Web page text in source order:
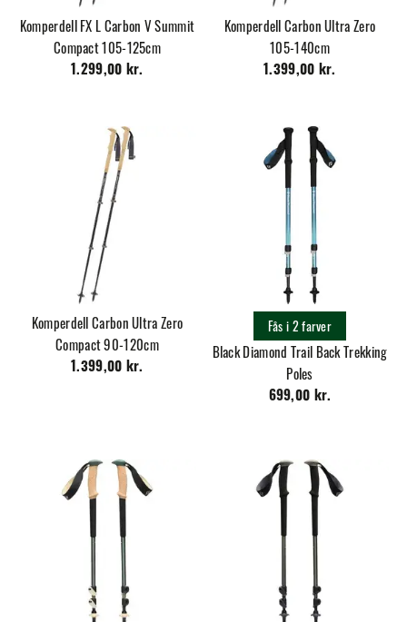
Komperdell FX L Carbon V Summit
Compact 105-125cm
1.299,00 kr.
Komperdell Carbon Ultra Zero
105-140cm
1.399,00 kr.
Komperdell Carbon Ultra Zero
Compact 90-120cm
1.399,00 kr.
Black Diamond Trail Back Trekking
Poles
699,00 kr.
Fås i 2 farver